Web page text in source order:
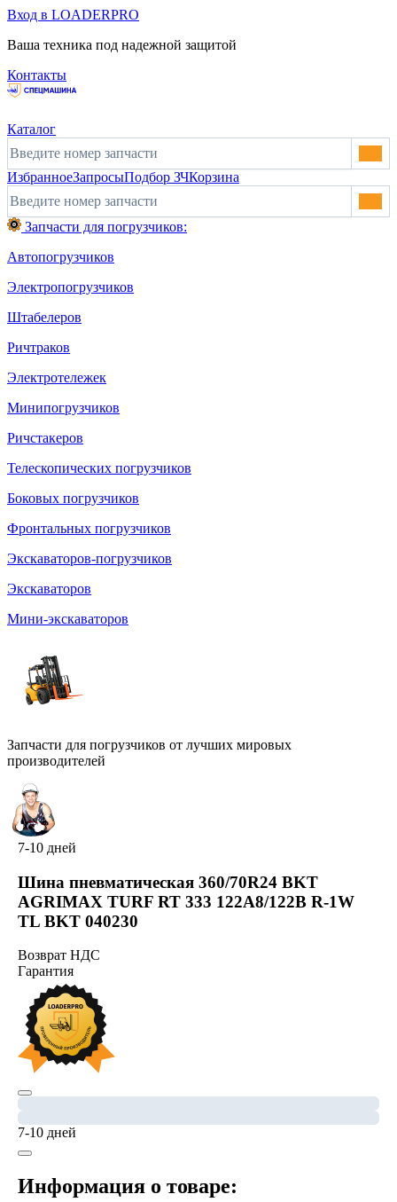
Вход в LOADERPRO
Ваша техника под надежной защитой
Контакты
Каталог
ИзбранноеЗапросыПодбор ЗЧКорзина
Запчасти для погрузчиков:
Автопогрузчиков
Электропогрузчиков
Штабелеров
Ричтраков
Электротележек
Минипогрузчиков
Ричстакеров
Телескопических погрузчиков
Боковых погрузчиков
Фронтальных погрузчиков
Экскаваторов-погрузчиков
Экскаваторов
Мини-экскаваторов
Запчасти для погрузчиков от лучших мировых
производителей
7-10 дней
Шина пневматическая 360/70R24 BKT
AGRIMAX TURF RT 333 122A8/122B R-1W
TL BKT 040230
Возврат НДС
Гарантия
7-10 дней
Информация о товаре: